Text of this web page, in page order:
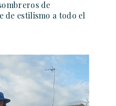
de
de estilismo a todo el